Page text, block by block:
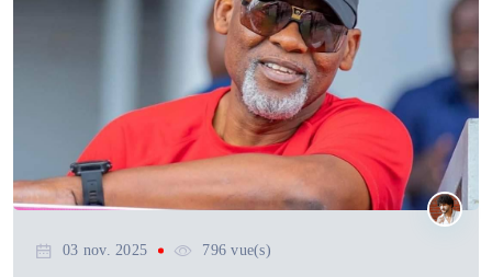
03 nov. 2025 796 vue(s)